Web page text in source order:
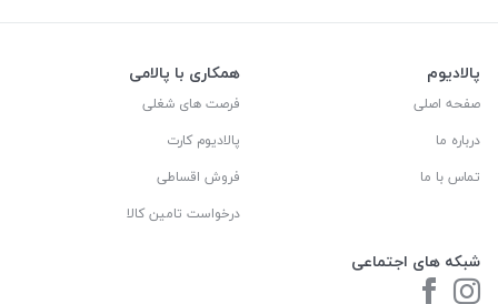
پالادیوم
صفحه اصلی
درباره ما
تماس با ما
شبکه های اجتماعی
همکاری با پالامی
فرصت های شغلی
پالادیوم کارت
فروش اقساطی
درخواست تامین کالا